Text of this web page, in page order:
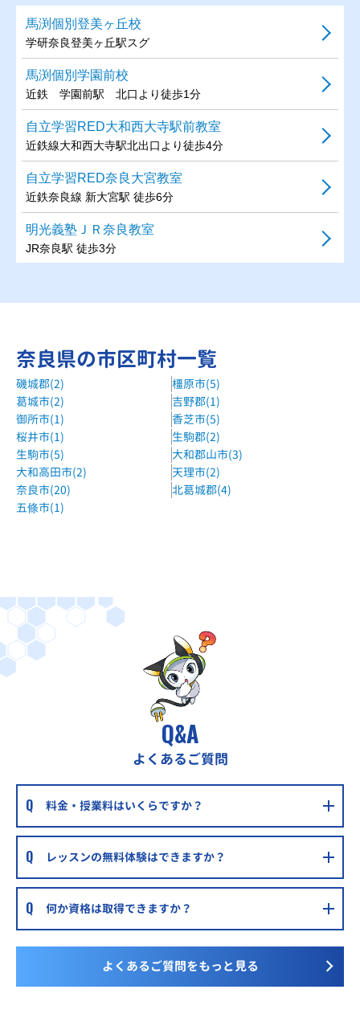
馬渕個別登美ヶ丘校
学研奈良登美ヶ丘駅スグ
馬渕個別学園前校
近鉄 学園前駅 北口より徒歩1分
自立学習RED大和西大寺駅前教室
近鉄線大和西大寺駅北出口より徒歩4分
自立学習RED奈良大宮教室
近鉄奈良線 新大宮駅 徒歩6分
明光義塾ＪＲ奈良教室
JR奈良駅 徒歩3分
北神殿または南京終（バス停）徒歩5分
近鉄奈良線 富雄駅 徒歩１分
明光義塾西大寺教室
近鉄奈良線・京都線・橿原線 大和西大寺駅 徒歩10分
明光義塾学研奈良登美ヶ丘教室
近鉄けいはんな線 学研奈良登美ヶ丘駅 すぐ
京進の個別指導スクール・ワン学園前教室
近鉄奈良線 学園前駅 徒歩6分
近鉄京都線 高の原駅 徒歩2分
京進の個別指導スクール・ワン富雄教室
近鉄奈良線 富雄駅 すぐ
進学ゼミナール新大宮校
近鉄新大宮駅から徒歩約10分
近鉄学研奈良登美ヶ丘駅から車で8分、近鉄高の原駅から車
進学ゼミナール学園前本部校
近鉄学園前駅から徒歩3分
進学ゼミナール西大寺南校
近鉄大和西大寺駅から徒歩12分
明光義塾富雄教室
近鉄奈良線 富雄駅 徒歩1分
明光義塾学園前教室
近鉄奈良線 学園前駅 徒歩5分
奈良県の市区町村一覧
磯城郡(2)
橿原市(5)
葛城市(2)
吉野郡(1)
御所市(1)
香芝市(5)
桜井市(1)
生駒郡(2)
生駒市(5)
大和郡山市(3)
大和高田市(2)
天理市(2)
奈良市(20)
北葛城郡(4)
五條市(1)
Q&A
よくあるご質問
料金・授業料はいくらですか？
レッスンの無料体験はできますか？
何か資格は取得できますか？
よくあるご質問をもっと見る